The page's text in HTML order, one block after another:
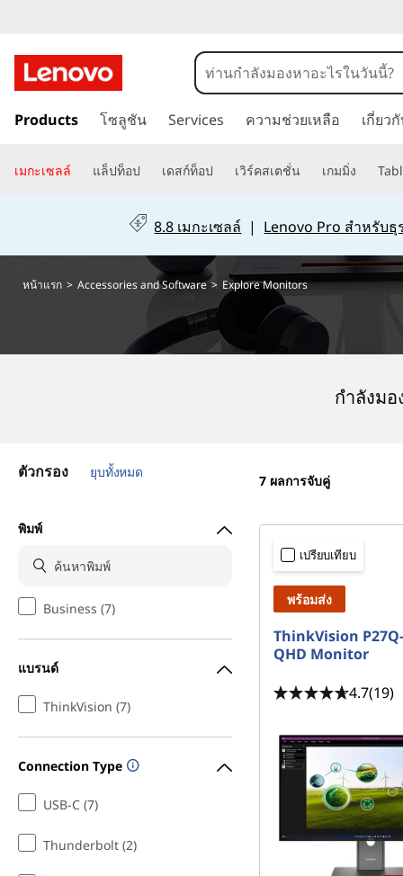
อ
ภ
า
ร
ชี
า
ไ
นื้
อ
Products โซลูชัน Services ความช่วยเหลือ เกี่ยว
เมกะเซลล์ แล็ปท็อป เดสก์ท็อป เวิร์คสเตชั่น เกมมิ่ง
8.8 เมกะเซลล์ | Lenovo Pro สำหรับธุ
หน้าแรก > Accessories and Software > Explore Monitors
กำลังม
ตัวกรอง ยุบทั้งหมด
พิมพ์
Business (7)
แบรนด์
ThinkVision (7)
Connection Type
USB-C (7)
Thunderbolt (2)
7 ผลการจับคู่
เปรียบเทียบ
พร้อมส่ง
ThinkVision
QHD Monitor
4.7(19)